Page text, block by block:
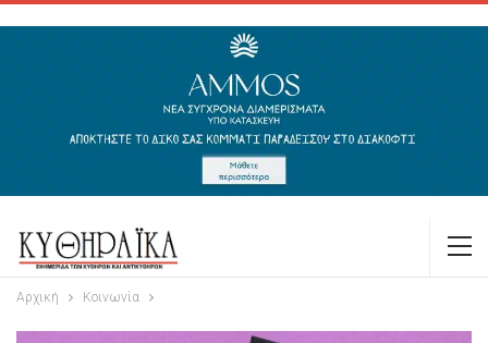
Αρχική Κοινωνία